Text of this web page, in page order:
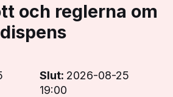
och reglerna om
Slut: 2026-08-25
19:00